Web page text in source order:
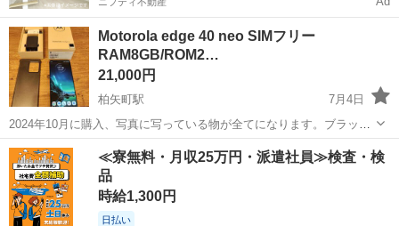
Motorola edge 40 neo SIMフリー
RAM8GB/ROM2…
21,000円
柏矢町駅
7月4日
2024年10月に購入、写真に写っている物が全てになります。ブラック
ビューティーの美品です。手渡し希望 ◽製品概要 ・Motorola edge 40
neo ブラックビューティー ・MediaTek Dimensity ...
長野 安曇野市 柏矢町駅 その他 Motorola
≪寮無料・月収25万円・派遣社員≫検査・検
品
時給1,300円
日払い